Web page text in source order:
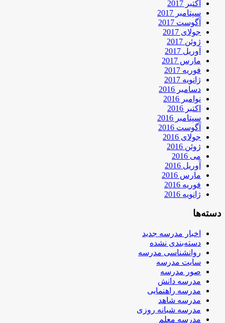
اکتبر 2017
سپتامبر 2017
آگوست 2017
جولای 2017
ژوئن 2017
آوریل 2017
مارس 2017
فوریه 2017
ژانویه 2017
دسامبر 2016
نوامبر 2016
اکتبر 2016
سپتامبر 2016
آگوست 2016
جولای 2016
ژوئن 2016
می 2016
آوریل 2016
مارس 2016
فوریه 2016
ژانویه 2016
دسته‌ها
اخبار مدرسه جدید
دسته‌بندی نشده
روانشناسی مدرسه
سایت مدرسه
صور مدرسه
مدرسه دانش
مدرسه راهنمایی
مدرسه شاهد
مدرسه شبانه روزی
مدرسه معلم